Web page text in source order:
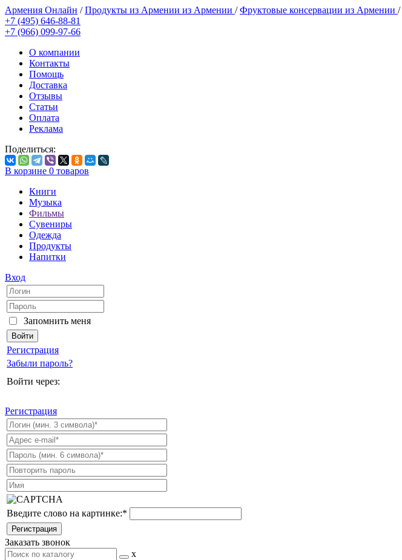
Армения Онлайн /Продукты из Армении из Армении /Фруктовые консервации из Армении /
+7 (495) 646-88-81
+7 (966) 099-97-66
О компании
Контакты
Помощь
Доставка
Отзывы
Статьи
Оплата
Реклама
Поделиться:
В корзине 0 товаров
Книги
Музыка
Фильмы
Сувениры
Одежда
Продукты
Напитки
Вход
Запомнить меня
Регистрация
Забыли пароль?
Войти через:
Регистрация
Введите слово на картинке:*
Заказать звонок
x